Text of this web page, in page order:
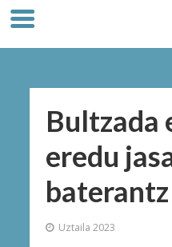
Bultzada
eredu
baterantz
Uztaila 2023